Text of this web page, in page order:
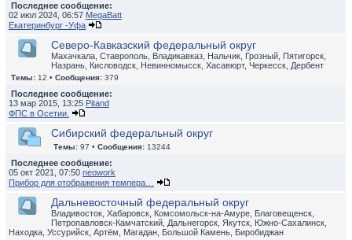
Последнее сообщение:
02 июл 2024, 06:57 MegaBatt
Екатеринбург -Уфа
Северо-Кавказский федеральный округ
Махачкала, Ставрополь, Владикавказ, Нальчик, Грозный, Пятигорск,
Назрань, Кисловодск, Невинномысск, Хасавюрт, Черкесск, Дербент
Темы: 12 • Сообщения: 379
Последнее сообщение:
13 мар 2015, 13:25 Pitand
ФПС в Осетии.
Сибирский федеральный округ
Темы: 97 • Сообщения: 13244
Последнее сообщение:
05 окт 2021, 07:50 neowork
Прибор для отображения темпера…
Дальневосточный федеральный округ
Владивосток, Хабаровск, Комсомольск-на-Амуре, Благовещенск,
Петропавловск-Камчатский, Дальнегорск, Якутск, Южно-Сахалинск,
Находка, Уссурийск, Артём, Магадан, Большой Камень, Биробиджан